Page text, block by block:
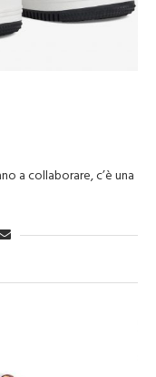
a collaborare, c’è una